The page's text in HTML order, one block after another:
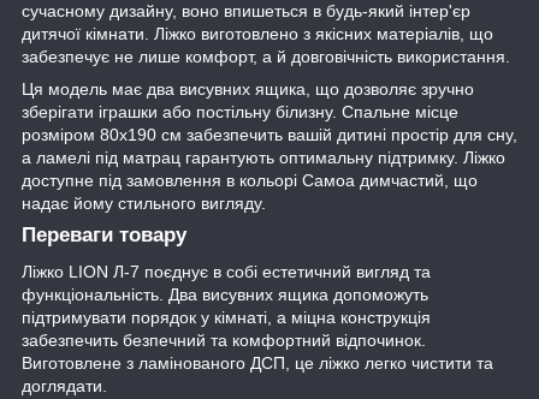
сучасному дизайну, воно впишеться в будь-який інтер'єр
дитячої кімнати. Ліжко виготовлено з якісних матеріалів, що
забезпечує не лише комфорт, а й довговічність використання.
Ця модель має два висувних ящика, що дозволяє зручно
зберігати іграшки або постільну білизну. Спальне місце
розміром 80x190 см забезпечить вашій дитині простір для сну,
а ламелі під матрац гарантують оптимальну підтримку. Ліжко
доступне під замовлення в кольорі Самоа димчастий, що
надає йому стильного вигляду.
Переваги товару
Ліжко LION Л-7 поєднує в собі естетичний вигляд та
функціональність. Два висувних ящика допоможуть
підтримувати порядок у кімнаті, а міцна конструкція
забезпечить безпечний та комфортний відпочинок.
Виготовлене з ламінованого ДСП, це ліжко легко чистити та
доглядати.